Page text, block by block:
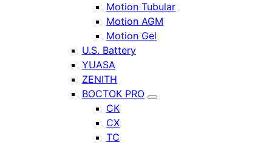
Motion Tubular
Motion AGM
Motion Gel
U.S. Battery
YUASA
ZENITH
ВОСТОК PRO
СК
СХ
ТС